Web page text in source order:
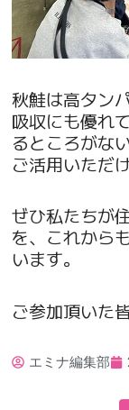
秋鮭は高タン
吸収にも優れ
るところがな
ご活用いただ
ぜひ私たちが
を、これから
います。
ご参加頂いた
エミナ編集部